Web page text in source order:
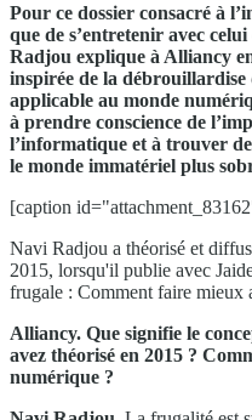
Pour ce dossier consacré à
que de s’entretenir avec
Radjou explique à Alliancy
inspirée de la débrouillardise
applicable au monde
à prendre conscience de
l’informatique et à trouver
le monde immatériel plus
[caption
Navi Radjou a théorisé et
2015, lorsqu'il publie avec
frugale : Comment faire mieux
Alliancy. Que signifie le
avez théorisé en 2015 ?
numérique ?